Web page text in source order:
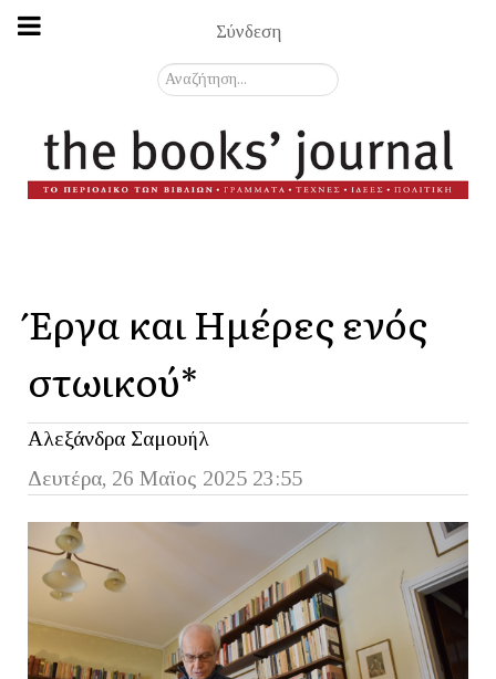
Σύνδεση
Αναζήτηση...
Έργα και Ημέρες ενός
στωικού*
Αλεξάνδρα Σαμουήλ
Δευτέρα, 26 Μαϊος 2025 23:55